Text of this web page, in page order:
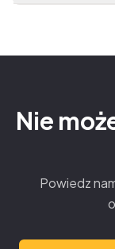
Nie
Powiedz